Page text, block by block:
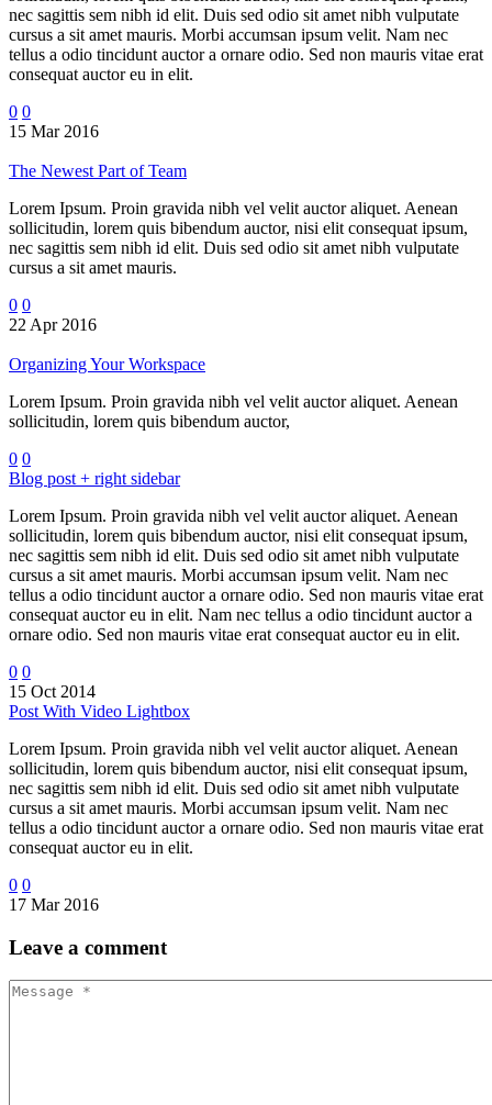
nec sagittis sem nibh id elit. Duis sed odio sit amet nibh vulputate
cursus a sit amet mauris. Morbi accumsan ipsum velit. Nam nec
tellus a odio tincidunt auctor a ornare odio. Sed non mauris vitae erat
consequat auctor eu in elit.
0 0
15 Mar 2016
The Newest Part of Team
Lorem Ipsum. Proin gravida nibh vel velit auctor aliquet. Aenean
sollicitudin, lorem quis bibendum auctor, nisi elit consequat ipsum,
nec sagittis sem nibh id elit. Duis sed odio sit amet nibh vulputate
cursus a sit amet mauris.
0 0
22 Apr 2016
Organizing Your Workspace
Lorem Ipsum. Proin gravida nibh vel velit auctor aliquet. Aenean
sollicitudin, lorem quis bibendum auctor,
0 0
Blog post + right sidebar
Lorem Ipsum. Proin gravida nibh vel velit auctor aliquet. Aenean
sollicitudin, lorem quis bibendum auctor, nisi elit consequat ipsum,
nec sagittis sem nibh id elit. Duis sed odio sit amet nibh vulputate
cursus a sit amet mauris. Morbi accumsan ipsum velit. Nam nec
tellus a odio tincidunt auctor a ornare odio. Sed non mauris vitae erat
consequat auctor eu in elit. Nam nec tellus a odio tincidunt auctor a
ornare odio. Sed non mauris vitae erat consequat auctor eu in elit.
0 0
15 Oct 2014
Post With Video Lightbox
Lorem Ipsum. Proin gravida nibh vel velit auctor aliquet. Aenean
sollicitudin, lorem quis bibendum auctor, nisi elit consequat ipsum,
nec sagittis sem nibh id elit. Duis sed odio sit amet nibh vulputate
cursus a sit amet mauris. Morbi accumsan ipsum velit. Nam nec
tellus a odio tincidunt auctor a ornare odio. Sed non mauris vitae erat
consequat auctor eu in elit.
0 0
17 Mar 2016
Leave a comment